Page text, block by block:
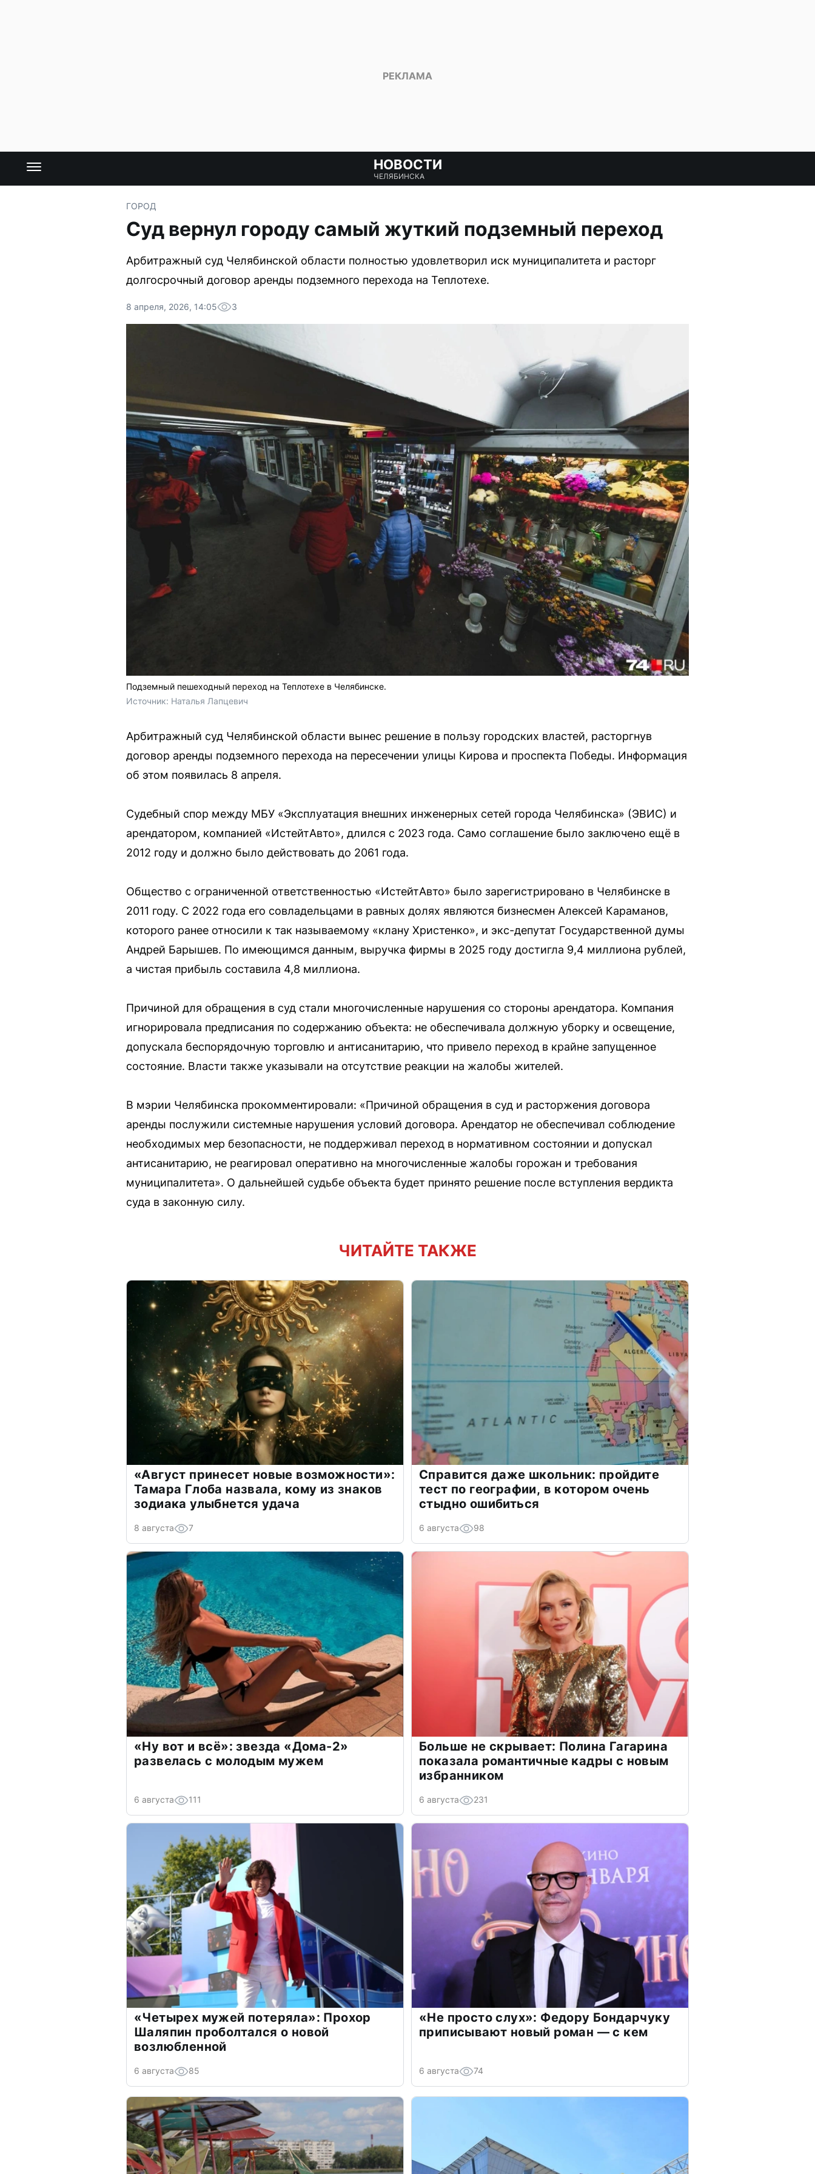
НОВОСТИ
ЧЕЛЯБИНСКА
ГОРОД
Суд вернул городу самый жуткий подземный переход
Арбитражный суд Челябинской области полностью удовлетворил иск муниципалитета и расторг
долгосрочный договор аренды подземного перехода на Теплотехе.
8 апреля, 2026, 14:05 3
Подземный пешеходный переход на Теплотехе в Челябинске.
Источник: Наталья Лапцевич
Арбитражный суд Челябинской области вынес решение в пользу городских властей, расторгнув
договор аренды подземного перехода на пересечении улицы Кирова и проспекта Победы. Информация
об этом появилась 8 апреля.
Судебный спор между МБУ «Эксплуатация внешних инженерных сетей города Челябинска» (ЭВИС) и
арендатором, компанией «ИстейтАвто», длился с 2023 года. Само соглашение было заключено ещё в
2012 году и должно было действовать до 2061 года.
Общество с ограниченной ответственностью «ИстейтАвто» было зарегистрировано в Челябинске в
2011 году. С 2022 года его совладельцами в равных долях являются бизнесмен Алексей Караманов,
которого ранее относили к так называемому «клану Христенко», и экс-депутат Государственной думы
Андрей Барышев. По имеющимся данным, выручка фирмы в 2025 году достигла 9,4 миллиона рублей,
а чистая прибыль составила 4,8 миллиона.
Причиной для обращения в суд стали многочисленные нарушения со стороны арендатора. Компания
игнорировала предписания по содержанию объекта: не обеспечивала должную уборку и освещение,
допускала беспорядочную торговлю и антисанитарию, что привело переход в крайне запущенное
состояние. Власти также указывали на отсутствие реакции на жалобы жителей.
В мэрии Челябинска прокомментировали: «Причиной обращения в суд и расторжения договора
аренды послужили системные нарушения условий договора. Арендатор не обеспечивал соблюдение
необходимых мер безопасности, не поддерживал переход в нормативном состоянии и допускал
антисанитарию, не реагировал оперативно на многочисленные жалобы горожан и требования
муниципалитета». О дальнейшей судьбе объекта будет принято решение после вступления вердикта
суда в законную силу.
ЧИТАЙТЕ ТАКЖЕ
«Август принесет новые возможности»:
Тамара Глоба назвала, кому из знаков
зодиака улыбнется удача
8 августа 7
Справится даже школьник: пройдите
тест по географии, в котором очень
стыдно ошибиться
6 августа 98
«Ну вот и всё»: звезда «Дома-2»
развелась с молодым мужем
6 августа 111
Больше не скрывает: Полина Гагарина
показала романтичные кадры с новым
избранником
6 августа 231
«Четырех мужей потеряла»: Прохор
Шаляпин проболтался о новой
возлюбленной
6 августа 85
«Не просто слух»: Федору Бондарчуку
приписывают новый роман — с кем
6 августа 74